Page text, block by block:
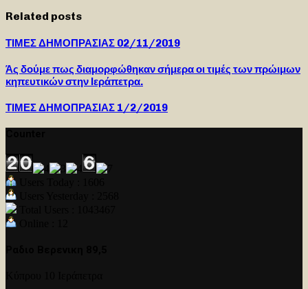
Related posts
ΤΙΜΕΣ ΔΗΜΟΠΡΑΣΙΑΣ 02/11/2019
Άς δούμε πως διαμορφώθηκαν σήμερα οι τιμές των πρώιμων
κηπευτικών στην Ιεράπετρα.
ΤΙΜΕΣ ΔΗΜΟΠΡΑΣΙΑΣ 1/2/2019